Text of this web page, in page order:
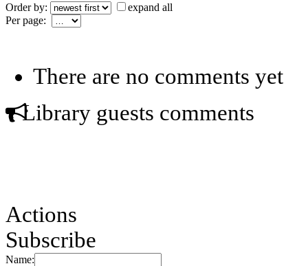
Order by:
expand all
Per page:
There are no comments yet
Library guests comments
Actions
Subscribe
Name: